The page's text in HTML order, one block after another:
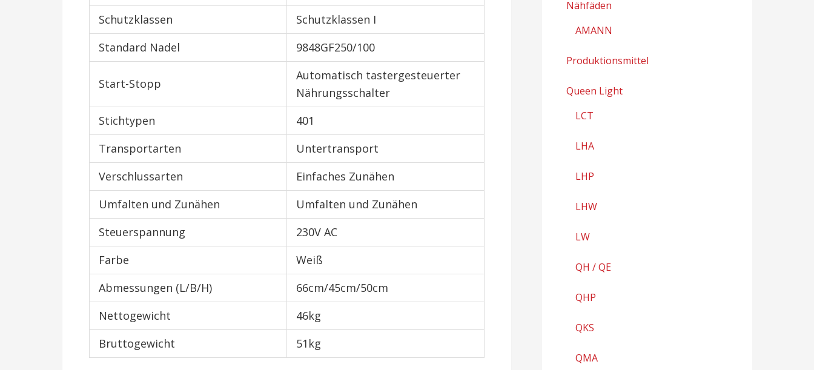
Schutzklassen
Schutzklassen I
Standard Nadel
9848GF250/100
Start-Stopp
Automatisch tastergesteuerter
Nährungsschalter
Stichtypen
401
Transportarten
Untertransport
Verschlussarten
Einfaches Zunähen
Umfalten und Zunähen
Umfalten und Zunähen
Steuerspannung
230V AC
Farbe
Weiß
Abmessungen (L/B/H)
66cm/45cm/50cm
Nettogewicht
46kg
Bruttogewicht
51kg
Nähfäden
AMANN
Produktionsmittel
Queen Light
LCT
LHA
LHP
LHW
LW
QH / QE
QHP
QKS
QMA